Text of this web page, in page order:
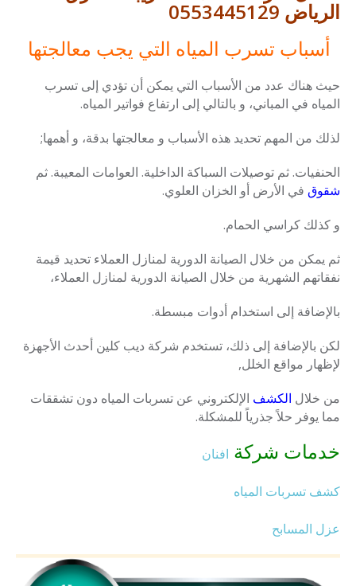
الرياض 0553445129
أسباب تسرب المياه التي يجب معالجتها
حيث هناك عدد من الأسباب التي يمكن أن تؤدي إلى تسرب
المياه في المباني، و بالتالي إلى ارتفاع فواتير المياه.
لذلك من المهم تحديد هذه الأسباب و معالجتها بدقة، و أهمها;
الحنفيات. ثم توصيلات السباكة الداخلية. العوامات المعيبة. ثم
شقوق في الأرض أو الخزان العلوي.
و كذلك كراسي الحمام.
ثم يمكن من خلال الصيانة الدورية لمنازل العملاء تحديد قيمة
نفقاتهم الشهرية من خلال الصيانة الدورية لمنازل العملاء،
بالإضافة إلى استخدام أدوات مبسطة.
لكن بالإضافة إلى ذلك، تستخدم شركة ديب كلين أحدث الأجهزة
لإظهار مواقع الخلل,
من خلال الكشف الإلكتروني عن تسربات المياه دون تشققات
مما يوفر حلاً جذرياً للمشكلة.
خدمات شركة افنان
كشف تسربات المياه
عزل المسابح